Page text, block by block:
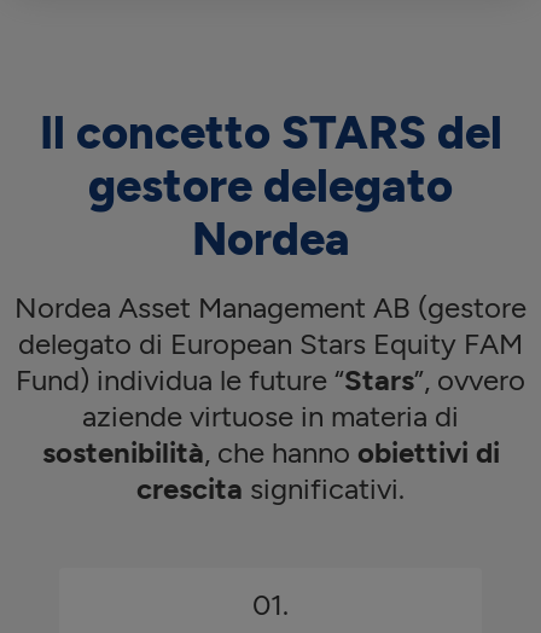
Il concetto STARS del
gestore delegato
Nordea
Nordea Asset Management AB (gestore
delegato di European Stars Equity FAM
Fund) individua le future “Stars”, ovvero
aziende virtuose in materia di
sostenibilità, che hanno obiettivi di
crescita significativi.
01.